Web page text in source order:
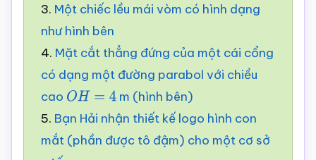
3. Một chiếc lều mái vòm có hình dạng
như hình bên
4. Mặt cắt thẳng đứng của một cái cổng
có dạng một đường parabol với chiều
cao OH= 4
m (hình bên)
5. Bạn Hải nhận thiết kế logo hình con
mắt (phần được tô đậm) cho một cơ sở